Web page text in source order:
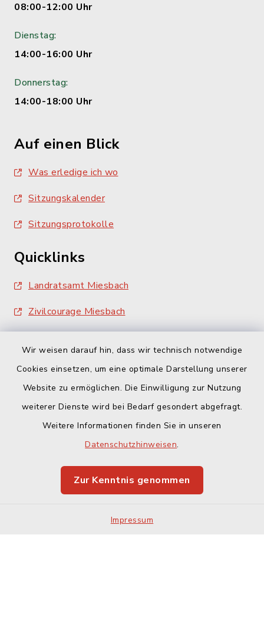
Wir weisen darauf hin, dass wir technisch notwendige
Cookies einsetzen, um eine optimale Darstellung unserer
Website zu ermöglichen. Die Einwilligung zur Nutzung
weiterer Dienste wird bei Bedarf gesondert abgefragt.
Weitere Informationen finden Sie in unseren
Datenschutzhinweisen.
Zur Kenntnis genommen
Impressum
08:00-12:00 Uhr
Dienstag:
14:00-16:00 Uhr
Donnerstag:
14:00-18:00 Uhr
Auf einen Blick
Was erledige ich wo
Sitzungskalender
Sitzungsprotokolle
Quicklinks
Landratsamt Miesbach
Zivilcourage Miesbach
Barrierefreiheit
Impressum
Sitemap